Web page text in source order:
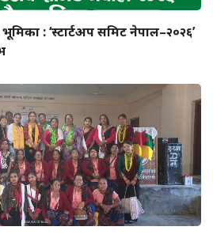
भूमिका : ‘स्टार्टअप समिट नेपाल–२०२६’